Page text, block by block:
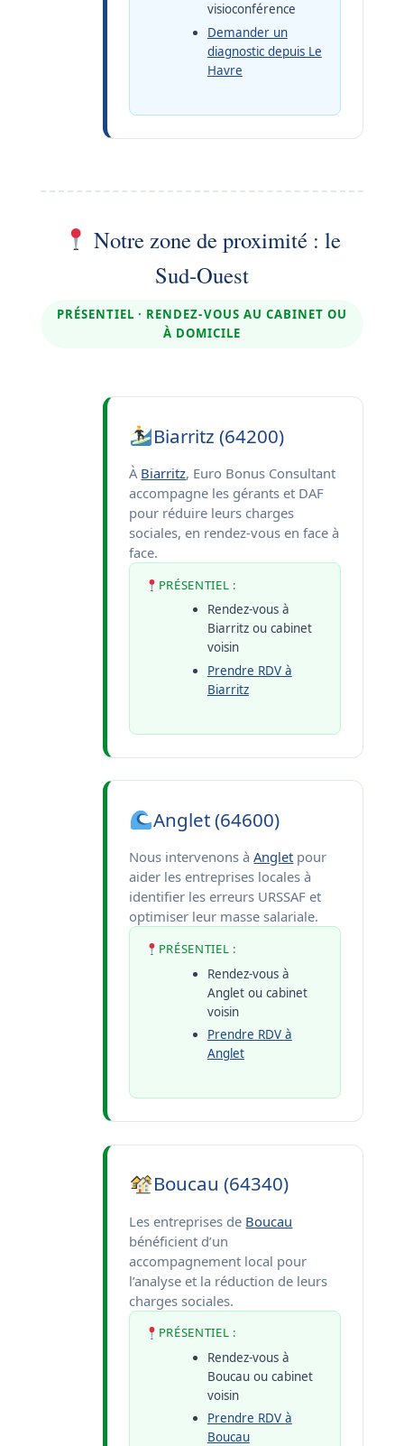
visioconférence
Demander un
diagnostic depuis Le
Havre
Notre zone de proximité : le
Sud-Ouest
PRÉSENTIEL · RENDEZ-VOUS AU CABINET OU
À DOMICILE
Biarritz (64200)
À Biarritz, Euro Bonus Consultant
accompagne les gérants et DAF
pour réduire leurs charges
sociales, en rendez-vous en face à
face.
PRÉSENTIEL :
Rendez-vous à
Biarritz ou cabinet
voisin
Prendre RDV à
Biarritz
Anglet (64600)
Nous intervenons àAnglet pour
aider les entreprises locales à
identifier les erreurs URSSAF et
optimiser leur masse salariale.
PRÉSENTIEL :
Rendez-vous à
Anglet ou cabinet
voisin
Prendre RDV à
Anglet
Boucau (64340)
Les entreprises de Boucau
bénéficient d’un
accompagnement local pour
l’analyse et la réduction de leurs
charges sociales.
PRÉSENTIEL :
Rendez-vous à
Boucau ou cabinet
voisin
Prendre RDV à
Boucau